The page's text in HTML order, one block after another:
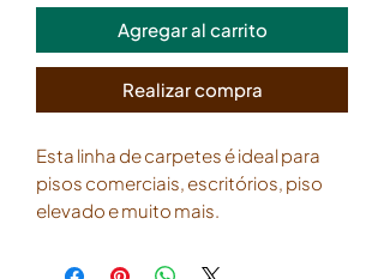
Agregar al carrito
Realizar compra
Esta linha de carpetes é ideal para
pisos comerciais, escritórios, piso
elevado e muito mais.
Produto de fácil instalação, esse